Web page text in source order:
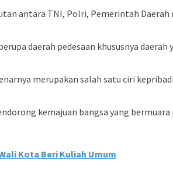
antara TNI, Polri, Pemerintah
daerah pedesaan khususnya
merupakan salah satu ciri
kemajuan bangsa yang
Kota Beri Kuliah Umum